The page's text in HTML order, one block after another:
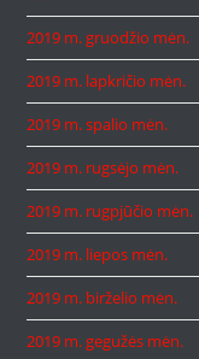
2019 m. gruodžio mėn.
2019 m. lapkričio mėn.
2019 m. spalio mėn.
2019 m. rugsėjo mėn.
2019 m. rugpjūčio mėn.
2019 m. liepos mėn.
2019 m. birželio mėn.
2019 m. gegužės mėn.